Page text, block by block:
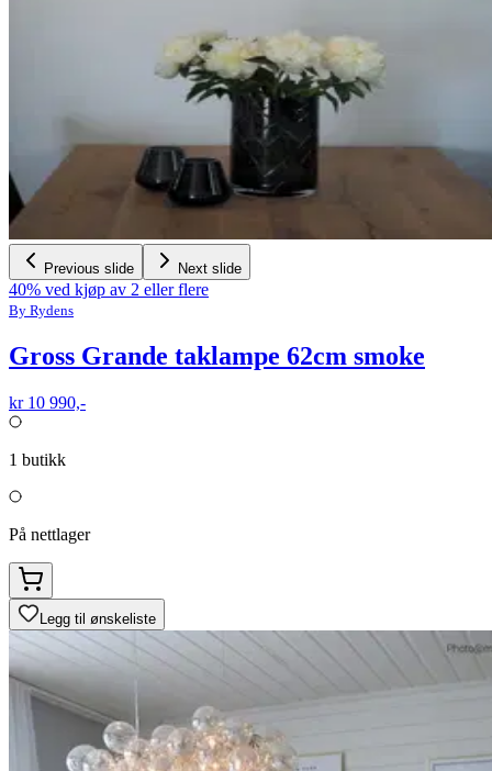
Previous slide Next slide
40% ved kjøp av 2 eller flere
By Rydens
Gross Grande taklampe 62cm smoke
kr 10 990,-
1 butikk
På nettlager
Legg til ønskeliste